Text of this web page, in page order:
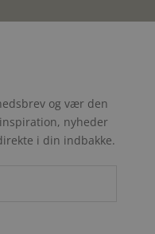
og vær den
nyheder
i din indbakke.